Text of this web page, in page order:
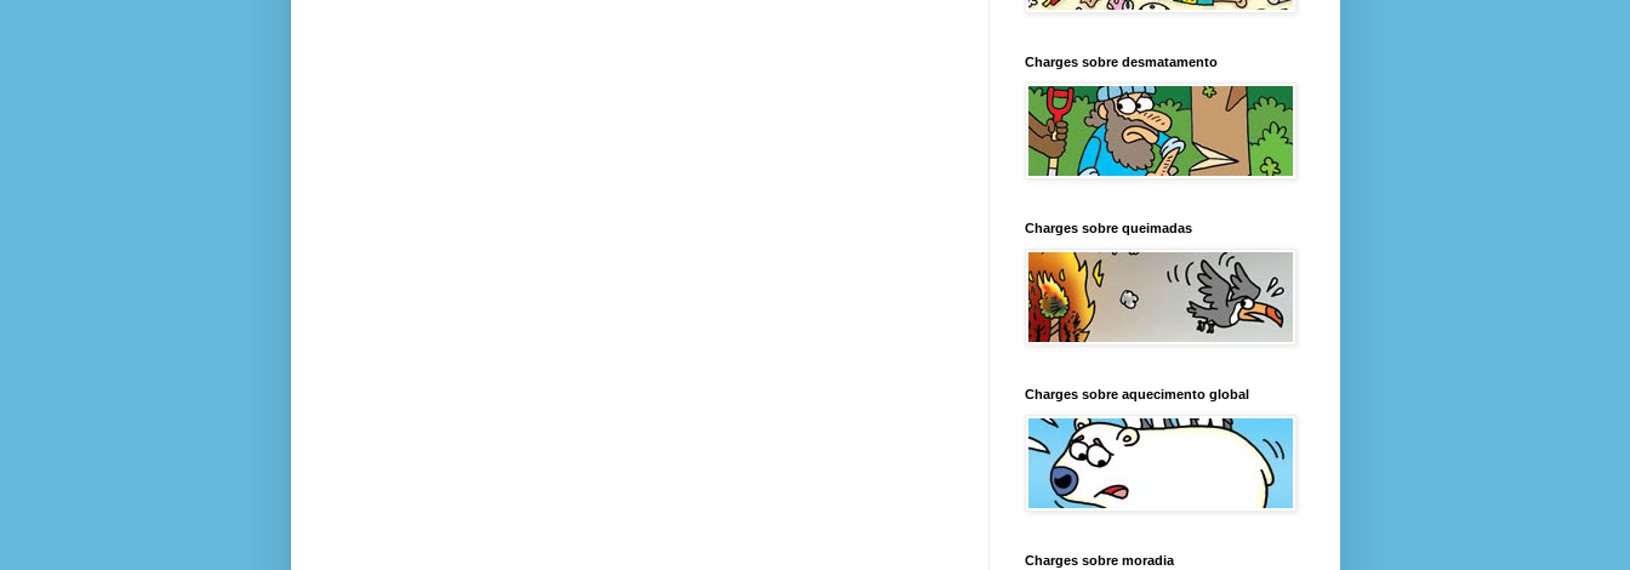
Charges sobre desmatamento
Charges sobre queimadas
Charges sobre aquecimento global
Charges sobre moradia